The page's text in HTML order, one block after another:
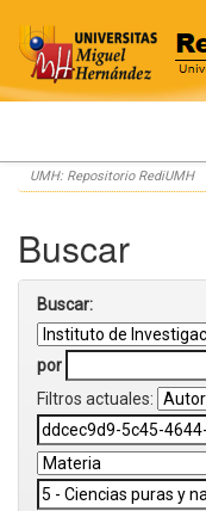
Skip
navigation
UMH: Repositorio RediUMH
Buscar
Buscar:
por
Filtros actuales: